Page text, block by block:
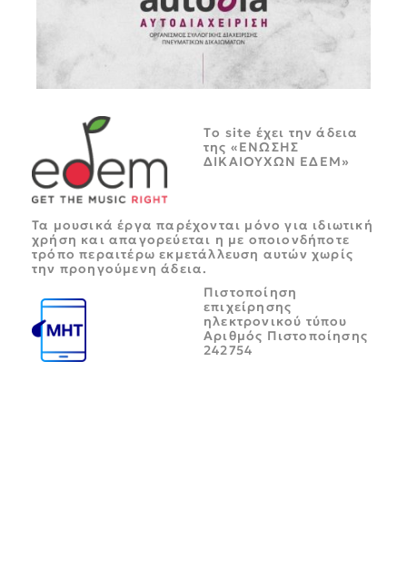
Tο site έχει την άδεια
της «ΕΝΩΣΗΣ
ΔΙΚΑΙΟΥΧΩΝ ΕΔΕΜ»
Τα μουσικά έργα παρέχονται μόνο για ιδιωτική
χρήση και απαγορεύεται η με οποιονδήποτε
τρόπο περαιτέρω εκμετάλλευση αυτών χωρίς
την προηγούμενη άδεια.
Πιστοποίηση
επιχείρησης
ηλεκτρονικού τύπου
Αριθμός Πιστοποίησης
242754